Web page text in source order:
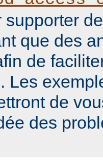
supporter
que des
de
Les
de
des